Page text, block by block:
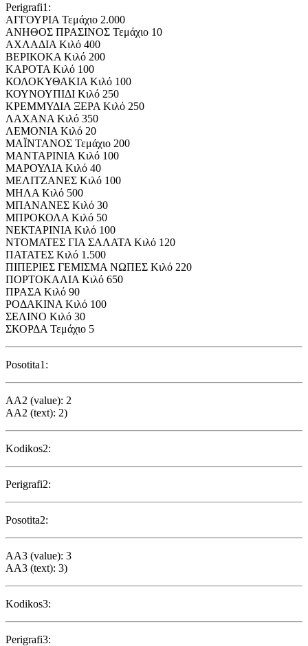
Perigrafi1:
ΑΓΓΟΥΡΙΑ Τεμάχιο 2.000
ΑΝΗΘΟΣ ΠΡΑΣΙΝΟΣ Τεμάχιο 10
ΑΧΛΑΔΙΑ Κιλό 400
ΒΕΡΙΚΟΚΑ Κιλό 200
ΚΑΡΟΤΑ Κιλό 100
ΚΟΛΟΚΥΘΑΚΙΑ Κιλό 100
ΚΟΥΝΟΥΠΙΔΙ Κιλό 250
ΚΡΕΜΜΥΔΙΑ ΞΕΡΑ Κιλό 250
ΛΑΧΑΝΑ Κιλό 350
ΛΕΜΟΝΙΑ Κιλό 20
ΜΑΪΝΤΑΝΟΣ Τεμάχιο 200
ΜΑΝΤΑΡΙΝΙΑ Κιλό 100
ΜΑΡΟΥΛΙΑ Κιλό 40
ΜΕΛΙΤΖΑΝΕΣ Κιλό 100
ΜΗΛΑ Κιλό 500
ΜΠΑΝΑΝΕΣ Κιλό 30
ΜΠΡΟΚΟΛΑ Κιλό 50
ΝΕΚΤΑΡΙΝΙΑ Κιλό 100
ΝΤΟΜΑΤΕΣ ΓΙΑ ΣΑΛΑΤΑ Κιλό 120
ΠΑΤΑΤΕΣ Κιλό 1.500
ΠΙΠΕΡΙΕΣ ΓΕΜΙΣΜΑ ΝΩΠΕΣ Κιλό 220
ΠΟΡΤΟΚΑΛΙΑ Κιλό 650
ΠΡΑΣΑ Κιλό 90
ΡΟΔΑΚΙΝΑ Κιλό 100
ΣΕΛΙΝΟ Κιλό 30
ΣΚΟΡΔΑ Τεμάχιο 5
Posotita1:
AA2 (value): 2
AA2 (text): 2)
Kodikos2:
Perigrafi2:
Posotita2:
AA3 (value): 3
AA3 (text): 3)
Kodikos3:
Perigrafi3: